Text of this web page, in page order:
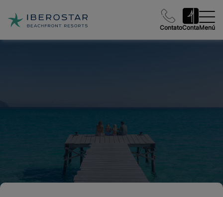
ContatoContaMenú